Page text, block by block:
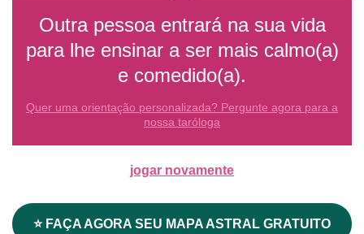
Outra pessoa entrará na sua vida
para lhe ensinar a ser mais calmo(a)
e comedido(a).
Quer uma orientação personalizada? Pergunte agora para a
nossa taróloga
jogar novamente
⭐ FAÇA AGORA SEU MAPA ASTRAL GRATUITO